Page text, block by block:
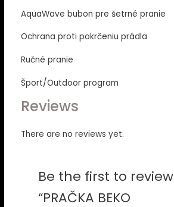
AquaWave bubon pre šetrné pranie
Ochrana proti pokrčeniu prádla
Ručné pranie
Šport/Outdoor program
Reviews
There are no reviews yet.
Be the first to review
“PRAČKA BEKO